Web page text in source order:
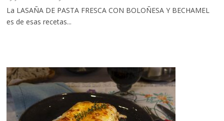
La LASAÑA DE PASTA FRESCA CON BOLOÑESA Y BECHAMEL
es de esas recetas...